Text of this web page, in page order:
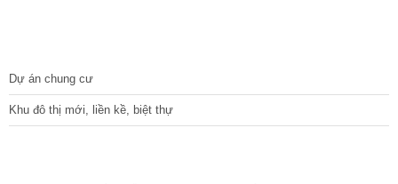
Dự án chung cư
Khu đô thị mới, liền kề, biệt thự